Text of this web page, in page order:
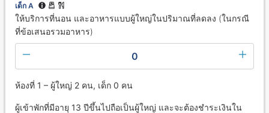
เด็ก A
ให้บริการที่นอน และอาหารแบบผู้ใหญ่ในปริมาณที่ลดลง (ในกรณี
ที่ข้อเสนอรวมอาหาร)
0
ห้องที่ 1 – ผู้ใหญ่ 2 คน, เด็ก 0 คน
ผู้เข้าพักที่มีอายุ 13 ปีขึ้นไปถือเป็นผู้ใหญ่ และจะต้องชำระเงินใน